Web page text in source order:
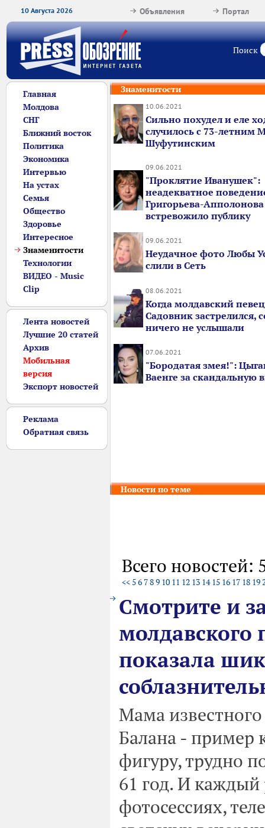
10 Августа 2026 Портал
Объявления
Поиск
Главная
Молдова
СНГ
Ближний восток
Политика
Экономика
Интервью
На устах
Семья
Общество
Здоровье
Интересное
Знаменитости
Технологии
ВИДЕО - Music
Clip
Лента новостей
Лучшие 20 статей
Архив
Мобильная
версия
Экспорт новостей
Реклама
Обратная связь
Знаменитости
10.06.2021
Сильно похудел и еле
случилось с 73-летним
Шуфутинским
09.06.2021
"Проклятие Иванушек":
неадекватное
Григорьева-Апполонова
встревожило публику
09.06.2021
Неудачное фото Любы
слили в Сеть
08.06.2021
Когда молдавский
Садовник застрелился,
ничего не услышали
07.06.2021
"Бородатая змея!":
Ваенге за скандальную
Новости по теме
Всего новостей:
<< 56 789 10 11 12 13 14 15 16 17 18 19
Смотрите и
молдавского
показала
Мама
Балана - пример
фигуру, трудно
61 год. И
фотосессиях,